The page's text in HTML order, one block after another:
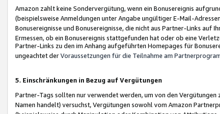
Amazon zahlt keine Sondervergütung, wenn ein Bonusereignis
(beispielsweise Anmeldungen unter Angabe ungültiger E-Mail-
Bonusereignisse und Bonusereignisse, die nicht aus Partner-Links auf
Ermessen, ob ein Bonusereignis stattgefunden hat oder ob eine
Partner-Links zu den im Anhang aufgeführten Homepages für
ungeachtet derVoraussetzungen für die Teilnahme am
5. Einschränkungen in Bezug auf Vergütungen
Partner-Tags sollten nur verwendet werden, um von den
Namen handelt) versuchst, Vergütungen sowohl vom Amazon